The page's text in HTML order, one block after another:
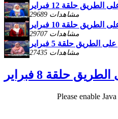
الطريق حلقة 12 فبراير
29689 مشاهدات
الطريق حلقة 10 فبراير
29707 مشاهدات
الطريق حلقة 5 فبراير
27435 مشاهدات
حلقة 8 فبراير
Please enable